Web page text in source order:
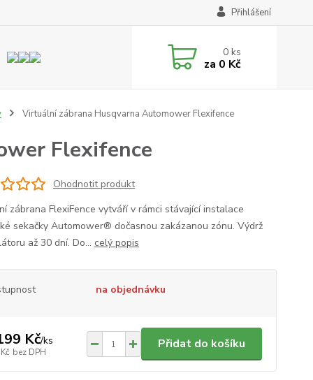
Přihlášení
0ks
za 0 Kč
Virtuální zábrana Husqvarna Automower Flexifence
Flexifence
Ohodnotit produkt
zábrana FlexiFence vytváří v rámci stávající instalace
sekačky Automower® dočasnou zakázanou zónu. Výdrž
až 30 dní. Do... celý popis
na objednávku
Kč/ks
bez DPH
Přidat do košíku